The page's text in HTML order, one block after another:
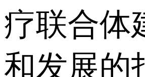
疗联合体
和发展的